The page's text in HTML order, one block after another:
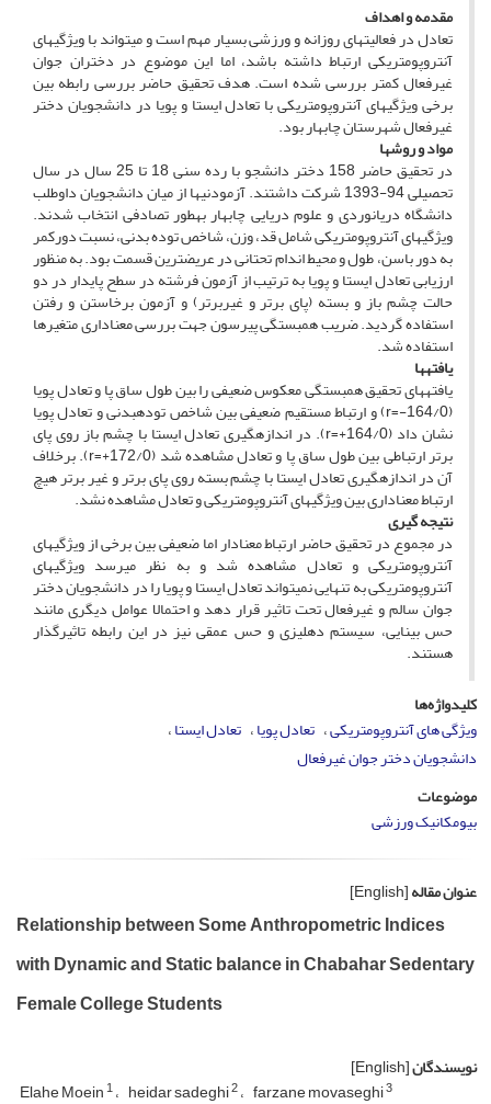
مقدمه و اهداف
تعادل در فعالیت­های روزانه و ورزشی بسیار مهم است و می­تواند با ویژگی­های
آنتروپومتریکی ارتباط داشته باشد، اما این موضوع در دختران جوان
غیرفعال کمتر بررسی شده است. هدف تحقیق حاضر بررسی رابطه بین
برخی ویژگی­های آنتروپومتریکی با تعادل ایستا و پویا در دانشجویان دختر
غیرفعال شهرستان چابهار بود.
مواد و روش­ها
در تحقیق حاضر 158 دختر دانشجو با رده سنی 18 تا 25 سال در سال
تحصیلی 94-1393 شرکت داشتند. آزمودنی­ها از میان دانشجویان داوطلب
دانشگاه دریانوردی و علوم دریایی چابهار به­طور تصادفی انتخاب شدند.
ویژگی­های آنتروپومتریکی شامل قد، وزن، شاخص توده بدنی، نسبت دورکمر
به دور باسن، طول و محیط اندام تحتانی در عریض­ترین قسمت بود. به منظور
ارزیابی تعادل ایستا و پویا به ترتیب از آزمون فرشته در سطح پایدار در دو
حالت چشم باز و بسته (پای برتر و غیربرتر) و آزمون برخاستن و رفتن
استفاده گردید. ضریب همبستگی پیرسون جهت بررسی معناداری متغیرها
استفاده شد.
یافته­ها
یافته­های تحقیق همبستگی معکوس ضعیفی را بین طول ساق پا و تعادل پویا
(164/0-=r) و ارتباط مستقیم ضعیفی بین شاخص توده­بدنی و تعادل پویا
نشان داد (164/0+=r). در اندازه­گیری تعادل ایستا با چشم باز روی پای
برتر ارتباطی بین طول ساق پا و تعادل مشاهده شد (172/0+=r). برخلاف
آن در اندازه­گیری تعادل ایستا با چشم بسته روی پای برتر و غیر برتر هیچ
ارتباط معناداری بین ویژگی­های آنتروپومتریکی و تعادل مشاهده نشد.
نتیجه­ گیری
در مجموع در تحقیق حاضر ارتباط معنادار اما ضعیفی بین برخی از ویژگی­های
آنتروپومتریکی و تعادل مشاهده شد و به نظر می­رسد ویژگی­های
آنتروپومتریکی به تنهایی نمی­تواند تعادل ایستا و پویا را در دانشجویان دختر
جوان سالم و غیرفعال تحت تاثیر قرار دهد و احتمالا عوامل دیگری مانند
حس بینایی، سیستم دهلیزی و حس عمقی نیز در این رابطه تاثیر­گذار
هستند.
کلیدواژه‌ها
ویژگی های آنتروپومتریکی تعادل پویا تعادل ایستا
دانشجویان دختر جوان غیرفعال
موضوعات
بیومکانیک ورزشی
عنوان مقاله[English]
Relationship between Some Anthropometric Indices
with Dynamic and Static balance in Chabahar Sedentary
Female College Students
نویسندگان[English]
Elahe Moein1 heidar sadeghi2 farzane movaseghi3